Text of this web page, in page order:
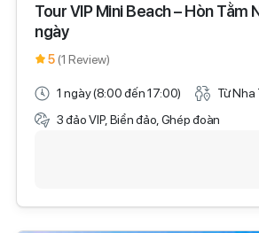
Tour VIP Mini Beach – Hòn Tằm
ngày
5 (1 Review)
1 ngày (8:00 đến 17:00)
Từ Nha
3 đảo VIP, Biển đảo, Ghép đoàn